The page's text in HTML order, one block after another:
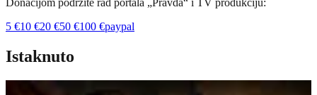
Donacijom podržite rad portala „Pravda“ i TV produkciju:
5 €10 €20 €50 €100 €paypal
Istaknuto